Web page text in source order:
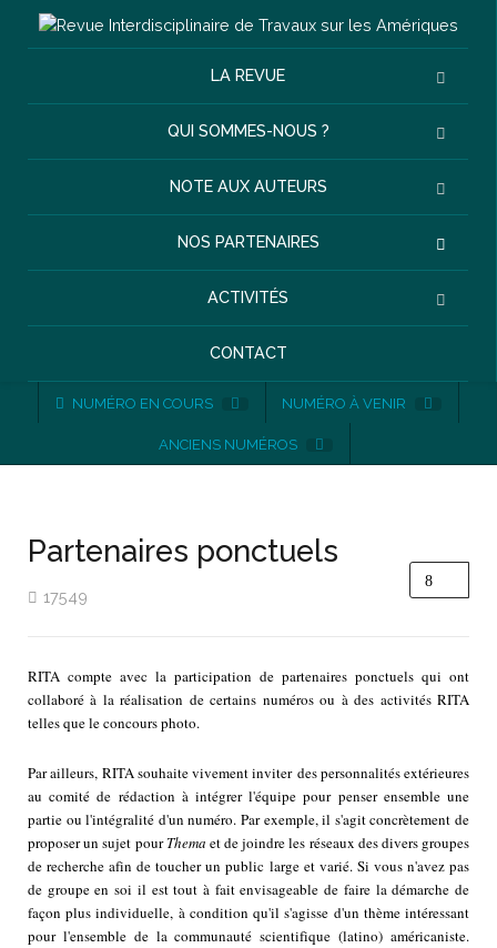
LA REVUE
QUI SOMMES-NOUS ?
NOTE AUX AUTEURS
NOS PARTENAIRES
ACTIVITÉS
CONTACT
NUMÉRO EN COURS NUMÉRO À VENIR
ANCIENS NUMÉROS
Partenaires ponctuels
17549
RITA compte avec la participation de partenaires ponctuels qui ont
collaboré à la réalisation de certains numéros ou à des activités RITA
telles que le concours photo.
Par ailleurs, RITA souhaite vivement inviter des personnalités extérieures
au comité de rédaction à intégrer l'équipe pour penser ensemble une
partie ou l'intégralité d'un numéro. Par exemple, il s'agit concrètement de
proposer un sujet pourThema et de joindre les réseaux des divers groupes
de recherche afin de toucher un public large et varié. Si vous n'avez pas
de groupe en soi il est tout à fait envisageable de faire la démarche de
façon plus individuelle, à condition qu'il s'agisse d'un thème intéressant
pour l'ensemble de la communauté scientifique (latino) américaniste.